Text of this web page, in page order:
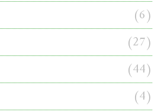
(6)
(27)
(44)
(4)